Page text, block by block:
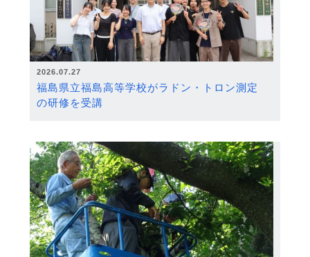
2026.07.27
福島県立福島高等学校がラドン・トロン測定
の研修を受講